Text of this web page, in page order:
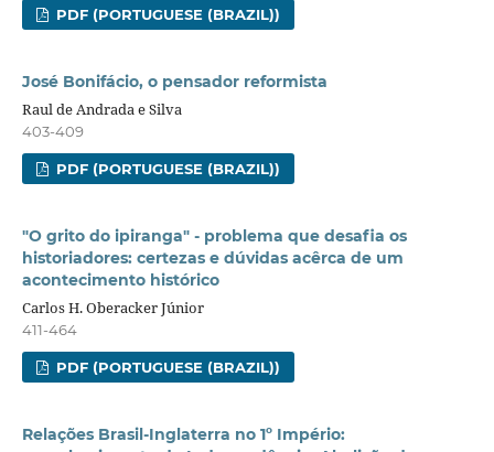
PDF (PORTUGUESE (BRAZIL))
José Bonifácio, o pensador reformista
Raul de Andrada e Silva
403-409
PDF (PORTUGUESE (BRAZIL))
"O grito do ipiranga" - problema que desafia os
historiadores: certezas e dúvidas acêrca de um
acontecimento histórico
Carlos H. Oberacker Júnior
411-464
PDF (PORTUGUESE (BRAZIL))
Relações Brasil-Inglaterra no 1º Império: